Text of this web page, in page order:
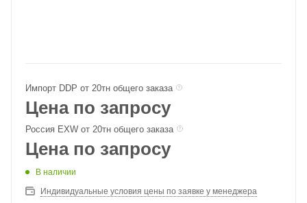
Импорт DDP от 20тн общего заказа
Цена по запросу
Россия EXW от 20тн общего заказа
Цена по запросу
В наличии
Индивидуальные условия цены по заявке у менеджера